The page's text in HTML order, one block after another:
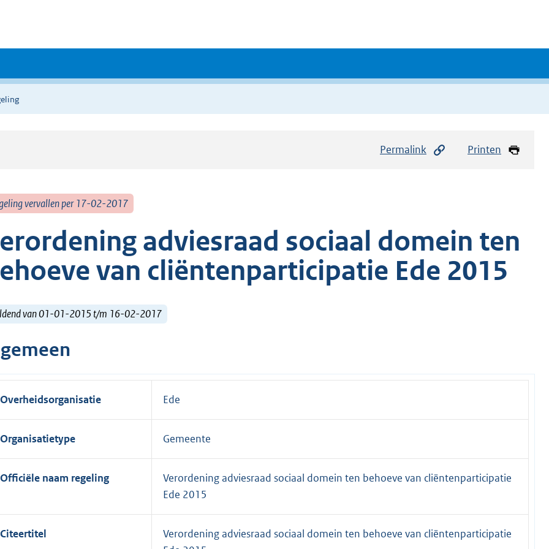
Permalink Printen
vervallen per 17-02-2017
adviesraad sociaal domein ten
van cliëntenparticipatie Ede 2015
van 01-01-2015 t/m 16-02-2017
Overheidsorganisatie Ede
Organisatietype Gemeente
Officiële naam regeling
Verordening adviesraad sociaal domein ten behoeve van cliëntenparticipatie
Ede 2015
Citeertitel
Verordening adviesraad sociaal domein ten behoeve van cliëntenparticipatie